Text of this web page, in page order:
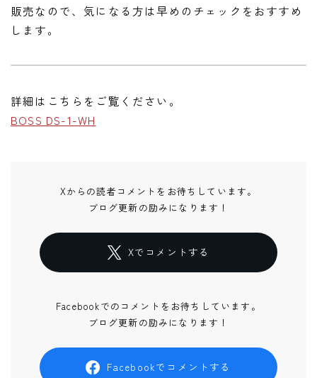
販売なので、気になる方は早めのチェックをおすすめ
します。
詳細はこちらをご覧ください。
BOSS DS-1-WH
Xからの読者コメントをお待ちしています。
ブログ更新の励みになります！
Xでコメントする
Facebookでのコメントをお待ちしています。
ブログ更新の励みになります！
Facebookでコメントする